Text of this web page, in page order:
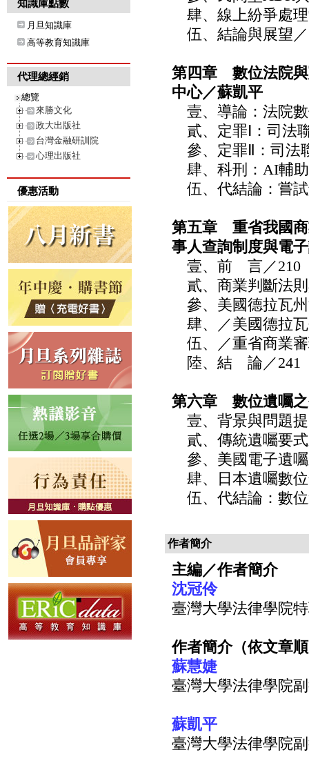
知識庫點數
月旦知識庫
高等教育知識庫
代理總經銷
總覽
來勝文化
政大出版社
台灣金融研訓院
心理出版社
優惠活動
肆、線上紛爭處理
伍、結論與展望／
第四章 數位法院與
中心／蘇凱平
壹、導論：法院數
貳、定罪Ⅰ：司法
參、定罪Ⅱ：司法
肆、科刑：AI輔
伍、代結論：嘗
第五章 重省我國商
事人查詢制度與電
壹、前 言／210
貳、商業判斷法
參、美國德拉瓦州
肆、／美國德拉瓦
伍、／重省商業審
陸、結 論／241
第六章 數位遺囑之
壹、背景與問題提
貳、傳統遺囑要
參、美國電子遺
肆、日本遺囑數
伍、代結論：數
作者簡介
主編／作者簡介
沈冠伶
臺灣大學法律學院
作者簡介（依文章
蘇慧婕
臺灣大學法律學院
蘇凱平
臺灣大學法律學院